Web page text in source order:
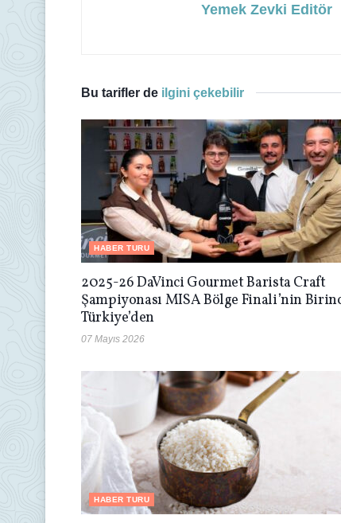
Yemek Zevki Editör
Bu tarifler de ilgini çekebilir
HABER TURU
2025-26 DaVinci Gourmet Barista Craft
Şampiyonası MISA Bölge Finali’nin
Türkiye’den
07 Mayıs 2026
HABER TURU